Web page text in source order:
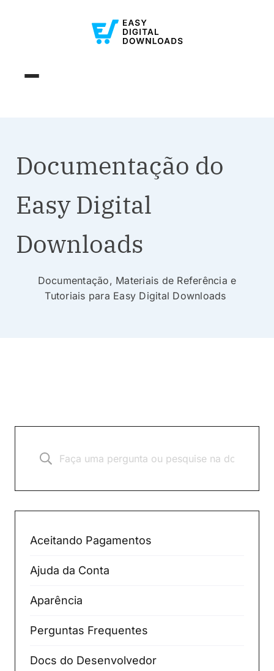
Documentação do
Easy Digital
Downloads
Documentação, Materiais de Referência e
Tutoriais para Easy Digital Downloads
Aceitando Pagamentos
Ajuda da Conta
Aparência
Perguntas Frequentes
Docs do Desenvolvedor